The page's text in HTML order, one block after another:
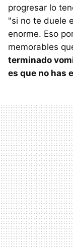
progresar lo
"si no te duele
enorme. Eso
memorables
terminado
es que no has